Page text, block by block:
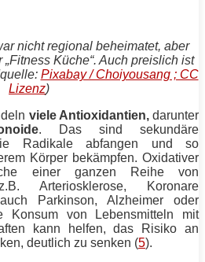
nicht regional beheimatet, aber
Küche“. Auch preislich ist
Pixabay / Choiyousang ; CC
Lizenz)
viele Antioxidantien,darunter
. Das sind sekundäre
Radikale abfangen und so
Körper bekämpfen. Oxidativer
einer ganzen Reihe von
Arteriosklerose, Koronare
Parkinson, Alzheimer oder
Konsum von Lebensmitteln mit
kann helfen, das Risiko an
deutlich zu senken (5).